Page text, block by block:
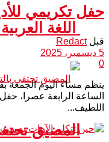
اللغة
المضيق
حفل تكريمي
قبل Redact
5 ديسمبر، 2025
0
ينظم مساء اليوم الجمعة
الساعة الرابعة عصرا،
اللطيف...